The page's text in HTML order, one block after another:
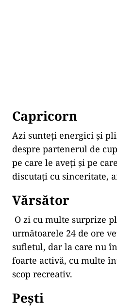
Capricorn
Azi sunteți energici și
despre partenerul de
pe care le aveți și pe
discutați cu sinceritate,
Vărsător
O zi cu multe surprize
următoarele 24 de ore
sufletul, dar la care nu
foarte activă, cu multe
scop recreativ.
Pești